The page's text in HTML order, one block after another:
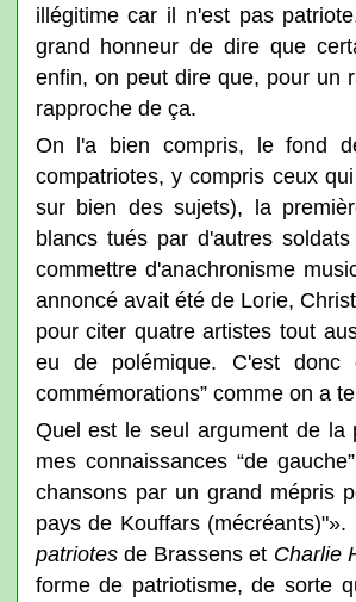
illégitime car il n'est pas
grand honneur de dire que
enfin, on peut dire que, pour un
rapproche de ça.
On l'a bien compris, le fond
compatriotes, y compris ceux
sur bien des sujets), la
blancs tués par d'autres
commettre d'anachronisme
annoncé avait été de Lorie,
pour citer quatre artistes tout
eu de polémique. C'est
commémorations” comme on a
Quel est le seul argument de la
mes connaissances “de
chansons par un grand mépris
pays de Kouffars
patriotesde Brassens et Charlie
forme de patriotisme, de sorte